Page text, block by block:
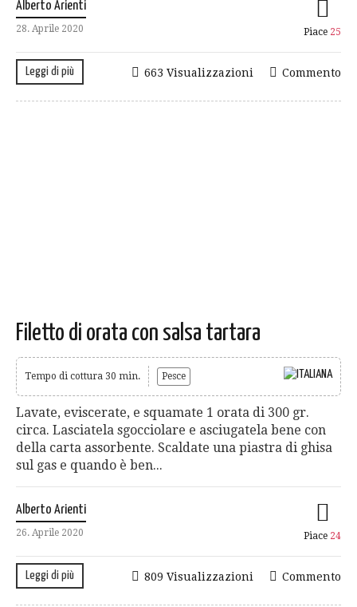
Alberto Arienti
28. Aprile 2020 Piace 25
Leggi di più Commento
663 Visualizzazioni
Filetto di orata con salsa tartara
Tempo di cottura 30 min. Pesce
Lavate, eviscerate, e squamate 1 orata di 300 gr.
circa. Lasciatela sgocciolare e asciugatela bene con
della carta assorbente. Scaldate una piastra di ghisa
sul gas e quando è ben...
Alberto Arienti
26. Aprile 2020 Piace 24
Leggi di più Commento
809 Visualizzazioni